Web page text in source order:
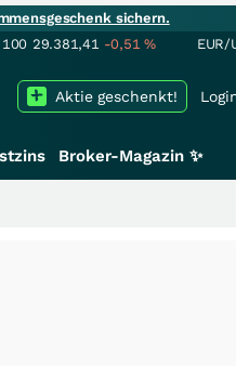
sichern.
100 29.381,41 -0,51% EUR/
Aktie geschenkt!
Broker-Magazin ✨